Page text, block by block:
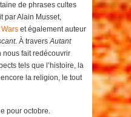
de phrases cultes
par Alain Musset,
et également auteur
. À traversAutant
nous fait redécouvrir
tels que l’histoire, la
la religion, le tout
pour octobre.